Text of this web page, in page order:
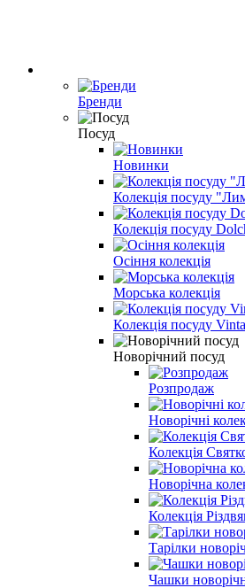
Бренди
Посуд
Новинки
Колекція посуду
Колекція посуду
Осіння колекція
Морська колекція
Колекція посуду
Новорічний посуд
Розпродаж
Новорічні
Колекція
Новорічна
Колекція
Тарілки
Чашки